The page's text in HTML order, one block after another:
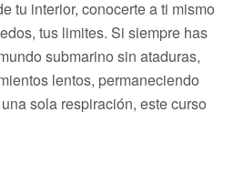
tu interior, conocerte a ti mismo
tus limites. Si siempre has
submarino sin ataduras,
lentos, permaneciendo
sola respiración, este curso